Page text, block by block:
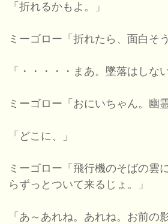
「折れるかもよ。」
ミーゴロー「折れたら、面白そ
「・・・・・まあ。墜落はしな
ミーゴロー「おにいちゃん。幽
「どこに、」
ミーゴロー「飛行機のそばの雲
らずっとついて来るじょ。」
「あ～あれね。あれね。お前の